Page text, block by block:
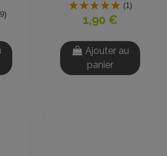
(1)
1,90 €
Ajouter au
panier